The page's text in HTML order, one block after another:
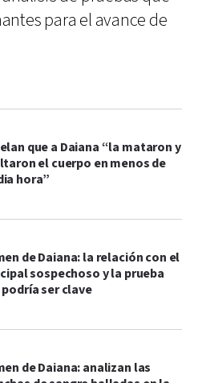
para el avance de
que a Daiana “la mataron y
el cuerpo en menos de
hora”
de Daiana: la relación con el
sospechoso y la prueba
podría ser clave
de Daiana: analizan las